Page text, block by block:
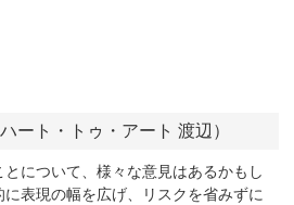
ート・トゥ・アート 渡辺）
について、様々な意見はあるかもし
表現の幅を広げ、リスクを省みずに